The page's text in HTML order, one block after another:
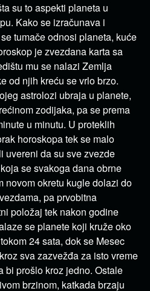
su to aspekti planeta u
Kako se izračunava i
tumače odnosi planeta, kuće
je zvezdana karta sa
mu se nalazi Zemlja
od njih kreću se vrlo brzo.
astrolozi ubraja u planete,
zodijaka, pa se prema
u minutu. U proteklih
horoskopa tek se malo
uvereni da su sve zvezde
se svakoga dana obrne
novom okretu kugle dolazi do
pa prvobitna
položaj tek nakon godine
se planete koji kruže oko
24 sata, dok se Mesec
sva zazvežđa za isto vreme
bi prošlo kroz jedno. Ostale
brzinom, katkada brzaju